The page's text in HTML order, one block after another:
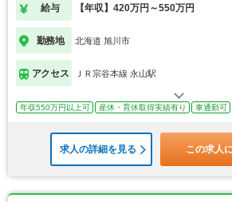
給与 【年収】420万円～550万円
勤務地 北海道 旭川市
アクセス ＪＲ宗谷本線 永山駅
年収550万円以上可 産休・育休取得実績有り 車通勤可
求人の詳細を見る この求人